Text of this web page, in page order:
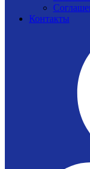
Контакты